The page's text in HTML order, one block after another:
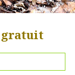
gratuit